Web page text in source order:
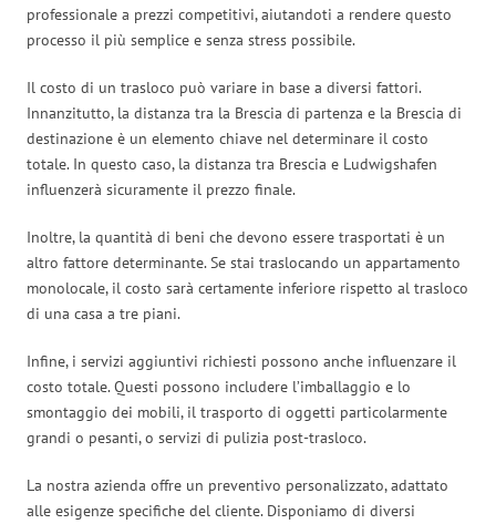
professionale a prezzi competitivi, aiutandoti a rendere questo
processo il più semplice e senza stress possibile.
Il costo di un trasloco può variare in base a diversi fattori.
Innanzitutto, la distanza tra la Brescia di partenza e la Brescia di
destinazione è un elemento chiave nel determinare il costo
totale. In questo caso, la distanza tra Brescia e Ludwigshafen
influenzerà sicuramente il prezzo finale.
Inoltre, la quantità di beni che devono essere trasportati è un
altro fattore determinante. Se stai traslocando un appartamento
monolocale, il costo sarà certamente inferiore rispetto al trasloco
di una casa a tre piani.
Infine, i servizi aggiuntivi richiesti possono anche influenzare il
costo totale. Questi possono includere l’imballaggio e lo
smontaggio dei mobili, il trasporto di oggetti particolarmente
grandi o pesanti, o servizi di pulizia post-trasloco.
La nostra azienda offre un preventivo personalizzato, adattato
alle esigenze specifiche del cliente. Disponiamo di diversi